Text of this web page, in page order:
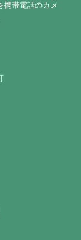
携帯電話のカメ